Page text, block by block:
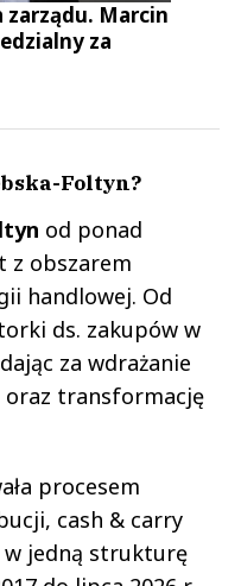
zarządu. Marcin
za
Foltyn?
od ponad
z obszarem
handlowej. Od
ds. zakupów w
za wdrażanie
transformację
procesem
cash & carry
w jedną strukturę